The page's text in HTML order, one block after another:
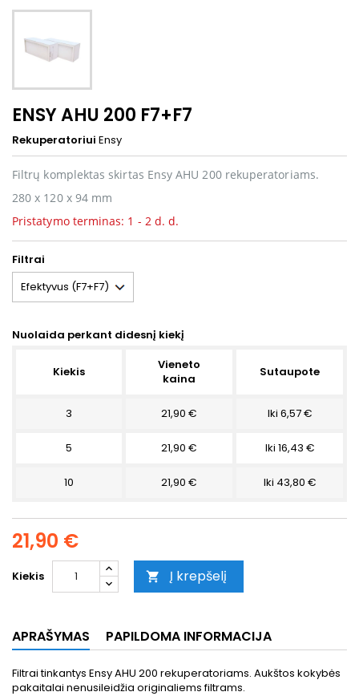
ENSY AHU 200 F7+F7
Rekuperatoriui Ensy
Filtrų komplektas skirtas Ensy AHU 200 rekuperatoriams.
280 x 120 x 94 mm
Pristatymo terminas: 1 - 2 d. d.
Filtrai
Nuolaida perkant didesnį kiekį
Kiekis
Vieneto
kaina
Sutaupote
3 21,90 € Iki 6,57 €
5 21,90 € Iki 16,43 €
10 21,90 € Iki 43,80 €
21,90 €
Kiekis  Į krepšelį
APRAŠYMAS PAPILDOMA INFORMACIJA
Filtrai tinkantys Ensy AHU 200 rekuperatoriams. Aukštos kokybės
pakaitalai nenusileidžia originaliems filtrams.